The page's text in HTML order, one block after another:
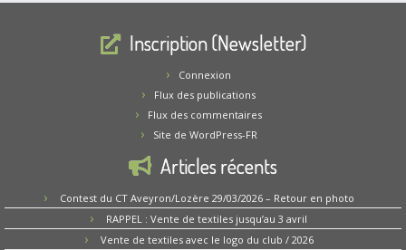
Inscription (Newsletter)
Connexion
Flux des publications
Flux des commentaires
Site de WordPress-FR
Articles récents
Contest du CT Aveyron/Lozère 29/03/2026 – Retour en photo
RAPPEL : Vente de textiles jusqu’au 3 avril
Vente de textiles avec le logo du club / 2026